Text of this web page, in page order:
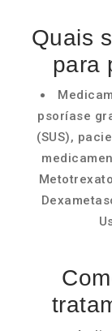
Quais
para
psoríase
(SUS),